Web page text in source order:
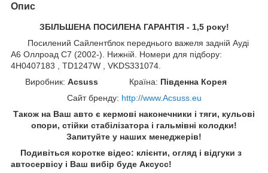
Опис
ЗБІЛЬШЕНА ПОСИЛЕНА ГАРАНТІЯ - 1,5 року!
Посилений Сайлентблок переднього важеля задній Ауді
А6 Оллроад С7 (2002-). Нижній. Номери для підбору:
4H0407183 , TD1247W , VKDS331074.
Виробник: Acsuss Країна: Південна Корея
Сайт бренду: http://www.Acsuss.eu
Також на Ваш авто є кермові наконечники і тяги, кульові
опори, стійки стабілізатора і гальмівні колодки!
Запитуйте у наших менеджерів!
Подивіться коротке відео: клієнти, огляд і відгуки з
автосервісу і Ваш вибір буде Aксусс!